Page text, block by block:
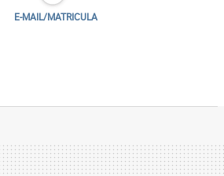
E-MAIL/MATRICULA